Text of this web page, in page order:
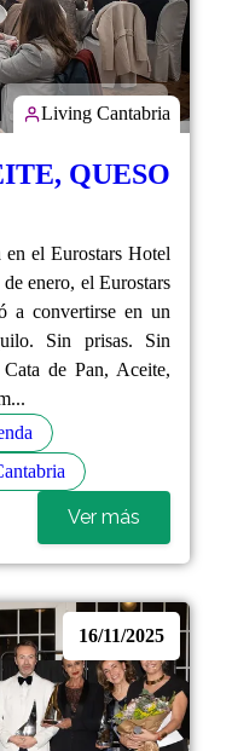
Living Cantabria
QUESO
el Eurostars Hotel
enero, el Eurostars
a convertirse en un
Sin prisas. Sin
de Pan, Aceite,
Ver más
16/11/2025